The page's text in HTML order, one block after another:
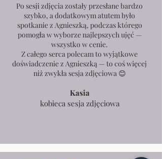
Po sesji zdjęcia zostały przesłane bardzo
szybko, a dodatkowym atutem było
spotkanie z Agnieszką, podczas którego
pomogła w wyborze najlepszych ujęć —
wszystko w cenie.
Z całego serca polecam to wyjątkowe
doświadczenie z Agnieszką — to coś więcej
niż zwykła sesja zdjęciowa 😊
Kasia
kobieca sesja zdjęciowa